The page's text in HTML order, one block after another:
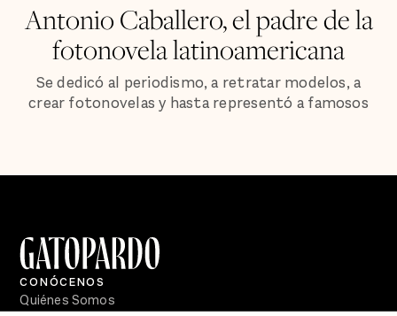
Antonio Caballero, el padre de la
fotonovela latinoamericana
Se dedicó al periodismo, a retratar modelos, a
crear fotonovelas y hasta representó a famosos
CONÓCENOS
Quiénes Somos